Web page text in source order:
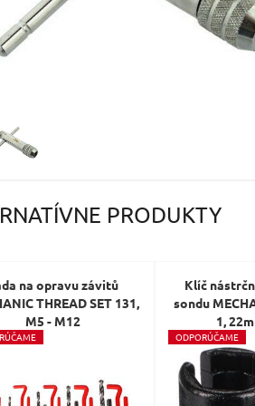
PRODUKTY
na opravu závitů
THREAD SET 131,
M5 - M12
Klíč
sondu
1,
ODPORÚČAME